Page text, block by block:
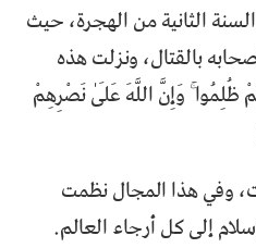
الثانية من الهجرة، حيث
بالقتال، ونزلت هذه
ظُلِمُوا ۚ وَإِنَّ اللَّهَ عَلَىٰ نَصْرِهِمْ
وفي هذا المجال نظمت
إلى كل أرجاء العالم.